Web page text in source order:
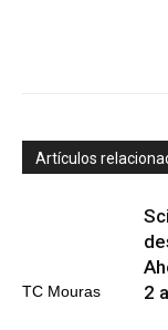
Artículos
TC Mouras
2